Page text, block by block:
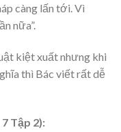
càng lấn tới. Vì
nữa”.
kiệt xuất nhưng khi
thì Bác viết rất dễ
Tập 2):